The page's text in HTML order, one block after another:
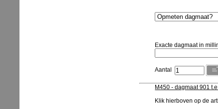
Exacte dagmaat in
Aantal
M450 - dagmaat 901
Klik hierboven op de